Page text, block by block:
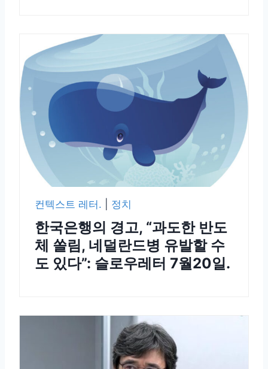
컨텍스트 레터. 정치
한국은행의 경고, “과도한 반도
체 쏠림, 네덜란드병 유발할 수
도 있다”: 슬로우레터 7월20일.